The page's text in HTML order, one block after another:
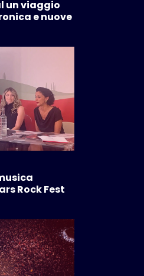
un viaggio
e nuove
Rock Fest